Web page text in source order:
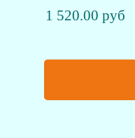
1 520.00 руб